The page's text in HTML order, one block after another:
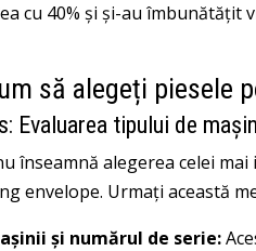
cu 40% și și-au îmbunătățit
să alegeți piesele
Evaluarea tipului de
înseamnă alegerea celei
envelope. Urmați această
și numărul de serie: